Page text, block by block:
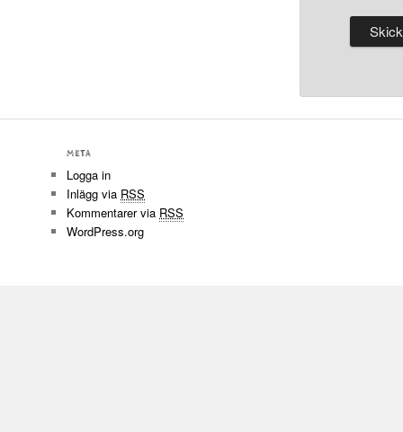
META
Logga in
Inlägg via RSS
Kommentarer via RSS
WordPress.org